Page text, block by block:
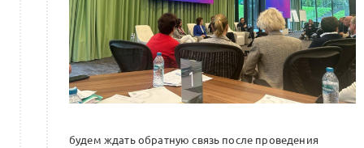
будем ждать обратную связь после проведения